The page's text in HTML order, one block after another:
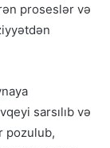
proseslər və
sarsılıb və
pozulub,